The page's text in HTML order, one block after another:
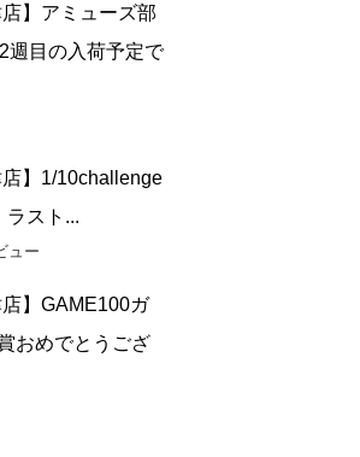
店】アミューズ部
週目の入荷予定で
店】1/10challenge
ラスト...
ュー
店】GAME100ガ
おめでとうござ